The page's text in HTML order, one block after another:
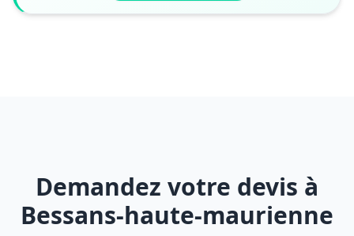
Demandez votre devis à
Bessans-haute-maurienne